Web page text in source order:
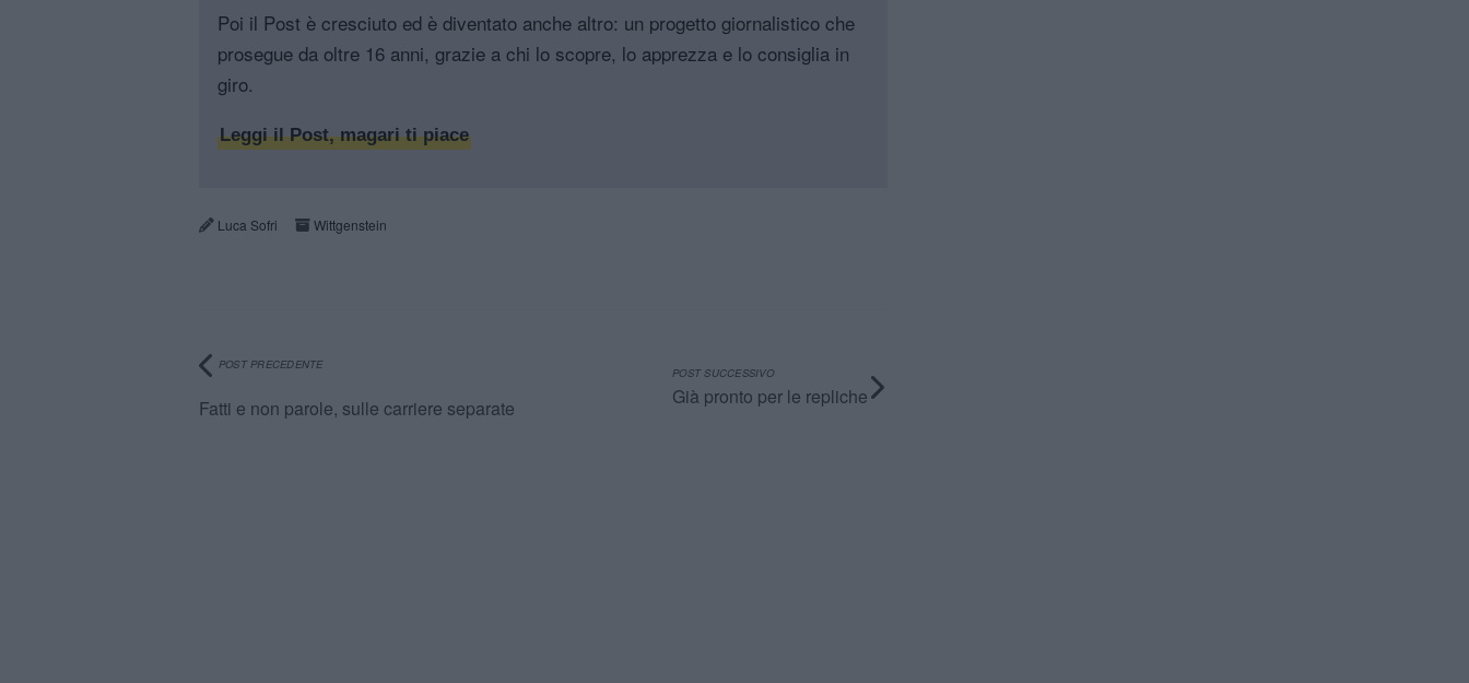
Poi il Post è cresciuto ed è diventato anche altro: un progetto giornalistico che
prosegue da oltre 16 anni, grazie a chi lo scopre, lo apprezza e lo consiglia in
giro.
Leggi il Post, magari ti piace
Luca Sofri Wittgenstein
POST PRECEDENTE
Fatti e non parole, sulle carriere separate
POST SUCCESSIVO
Già pronto per le repliche